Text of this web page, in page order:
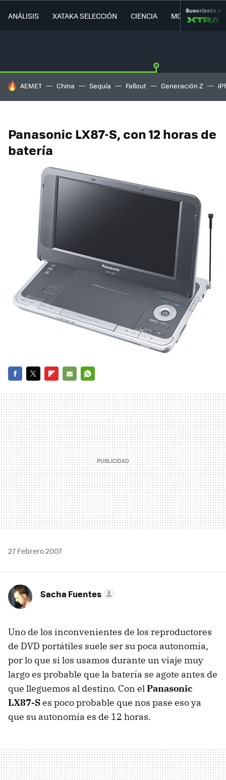
ANÁLISIS XATAKA SELECCIÓN CIENCIA MOVILIDAD
Suscríbete a
HOY SE HABLA DE
AEMET China Sequía Fallout Generación Z
Panasonic LX87-S, con 12 horas de
batería
MAIL
27 Febrero 2007
Sacha Fuentes
Uno de los inconvenientes de los reproductores
de DVD portátiles suele ser su poca autonomía,
por lo que si los usamos durante un viaje muy
largo es probable que la batería se agote antes de
que lleguemos al destino. Con elPanasonic
LX87-Ses poco probable que nos pase eso ya
que su autonomía es de 12 horas.